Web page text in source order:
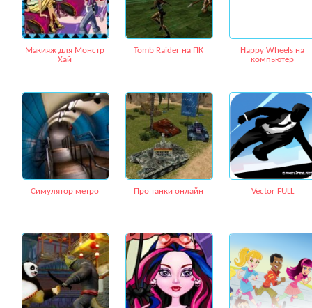
Макияж для Монстр
Хай
Tomb Raider на ПК
Happy Wheels на
компьютер
Симулятор метро Про танки онлайн Vector FULL